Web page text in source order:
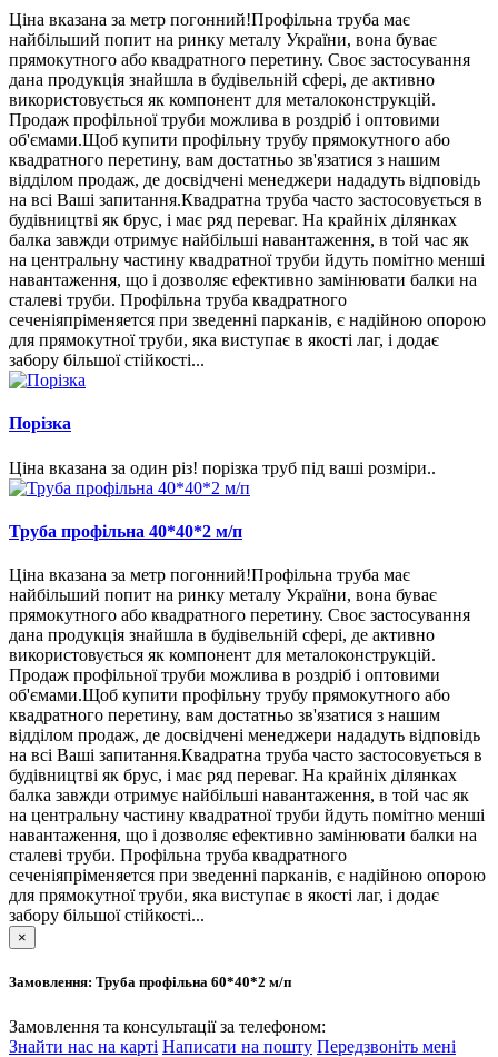
Ціна вказана за метр погонний!Профільна труба має
найбільший попит на ринку металу України, вона буває
прямокутного або квадратного перетину. Своє застосування
дана продукція знайшла в будівельній сфері, де активно
використовується як компонент для металоконструкцій.
Продаж профільної труби можлива в роздріб і оптовими
об'ємами.Щоб купити профільну трубу прямокутного або
квадратного перетину, вам достатньо зв'язатися з нашим
відділом продаж, де досвідчені менеджери нададуть відповідь
на всі Ваші запитання.Квадратна труба часто застосовується в
будівництві як брус, і має ряд переваг. На крайніх ділянках
балка завжди отримує найбільші навантаження, в той час як
на центральну частину квадратної труби йдуть помітно менші
навантаження, що і дозволяє ефективно замінювати балки на
сталеві труби. Профільна труба квадратного
сеченіяпріменяется при зведенні парканів, є надійною опорою
для прямокутної труби, яка виступає в якості лаг, і додає
забору більшої стійкості...
Порізка
Ціна вказана за один різ! порізка труб під ваші розміри..
Труба профільна 40*40*2 м/п
Ціна вказана за метр погонний!Профільна труба має
найбільший попит на ринку металу України, вона буває
прямокутного або квадратного перетину. Своє застосування
дана продукція знайшла в будівельній сфері, де активно
використовується як компонент для металоконструкцій.
Продаж профільної труби можлива в роздріб і оптовими
об'ємами.Щоб купити профільну трубу прямокутного або
квадратного перетину, вам достатньо зв'язатися з нашим
відділом продаж, де досвідчені менеджери нададуть відповідь
на всі Ваші запитання.Квадратна труба часто застосовується в
будівництві як брус, і має ряд переваг. На крайніх ділянках
балка завжди отримує найбільші навантаження, в той час як
на центральну частину квадратної труби йдуть помітно менші
навантаження, що і дозволяє ефективно замінювати балки на
сталеві труби. Профільна труба квадратного
сеченіяпріменяется при зведенні парканів, є надійною опорою
для прямокутної труби, яка виступає в якості лаг, і додає
забору більшої стійкості...
×
Замовлення: Труба профільна 60*40*2 м/п
Замовлення та консультації за телефоном:
Знайти нас на карті Написати на пошту Передзвоніть мені